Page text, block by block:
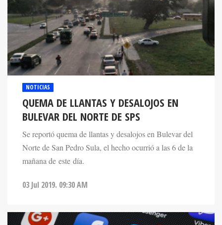
NOTICIAS
QUEMA DE LLANTAS Y DESALOJOS EN
BULEVAR DEL NORTE DE SPS
Se reportó quema de llantas y desalojos en Bulevar del
Norte de San Pedro Sula, el hecho ocurrió a las 6 de la
mañana de este día.
03 Jul 2019. 09:30 AM